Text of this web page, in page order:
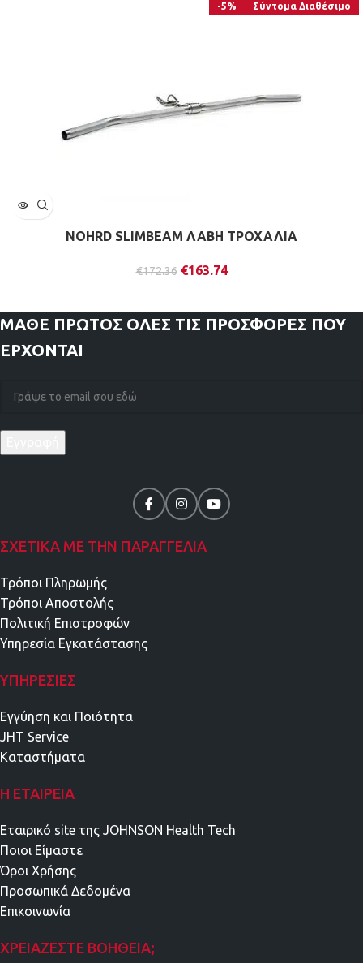
-5% Σύντομα Διαθέσιμο
NOHRD SLIMBEAM ΛΑΒΗ ΤΡΟΧΑΛΙΑ
€172.36 €163.74
ΜΑΘΕ ΠΡΩΤΟΣ ΟΛΕΣ ΤΙΣ ΠΡΟΣΦΟΡΕΣ ΠΟΥ
ΕΡΧΟΝΤΑΙ
ΣΧΕΤΙΚΑ ΜΕ ΤΗΝ ΠΑΡΑΓΓΕΛΙΑ
Τρόποι Πληρωμής
Τρόποι Αποστολής
Πολιτική Επιστροφών
Υπηρεσία Εγκατάστασης
ΥΠΗΡΕΣΊΕΣ
Εγγύηση και Ποιότητα
JHT Service
Καταστήματα
Η ΕΤΑΙΡΕΊΑ
Εταιρικό site της JOHNSON Health Tech
Ποιοι Είμαστε
Όροι Χρήσης
Προσωπικά Δεδομένα
Επικοινωνία
ΧΡΕΙΆΖΕΣΤΕ ΒΟΉΘΕΙΑ;